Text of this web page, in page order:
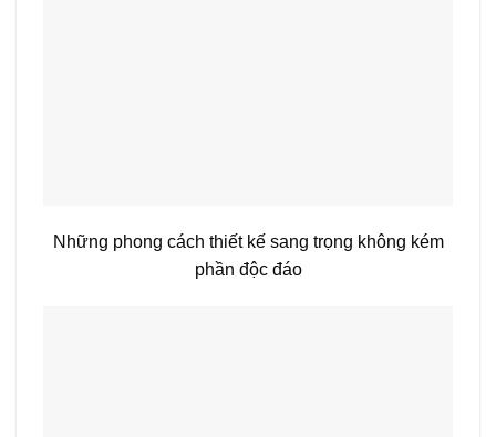
Những phong cách thiết kế sang trọng không kém
phần độc đáo